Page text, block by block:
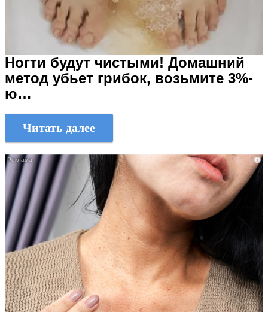
Ногти будут чистыми! Домашний
метод убьет грибок, возьмите 3%-
ю…
Читать далее
i